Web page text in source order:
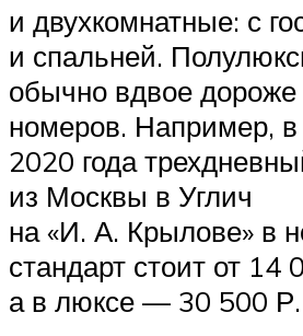
и двухкомнатные: с
и спальней.
обычно вдвое дороже
номеров. Например, в
2020 года
из Москвы в Углич
на «И. А. Крылове» в
стандарт стоит от 14
а в люксе — 30 500 Р.